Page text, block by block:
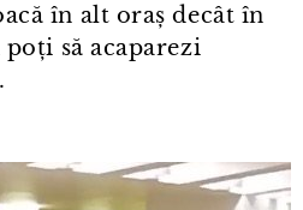
în alt oraș decât în
să acaparezi